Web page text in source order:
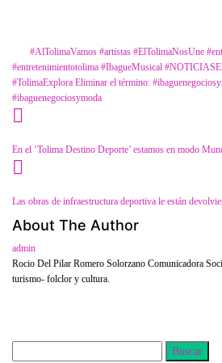
#AlTolimaVamos #artistas #ElTolimaNosUne
#entretenimientotolima #IbagueMusical
#TolimaExplora Eliminar el término:
#ibaguenegociosymoda
En el ‘Tolima Destino Deporte’ estamos en modo
Las obras de infraestructura deportiva le están
About The Author
admin
Rocio Del Pilar Romero Solorzano Comunicadora
turismo- folclor y cultura.